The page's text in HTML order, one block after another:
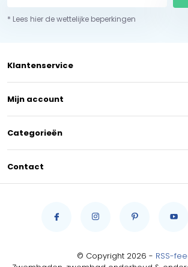
* Lees hier de wettelijke beperkingen
Klantenservice
Mijn account
Categorieën
Contact
© Copyright 2026 - RSS-